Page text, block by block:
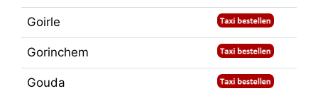
Goirle
Gorinchem
Gouda